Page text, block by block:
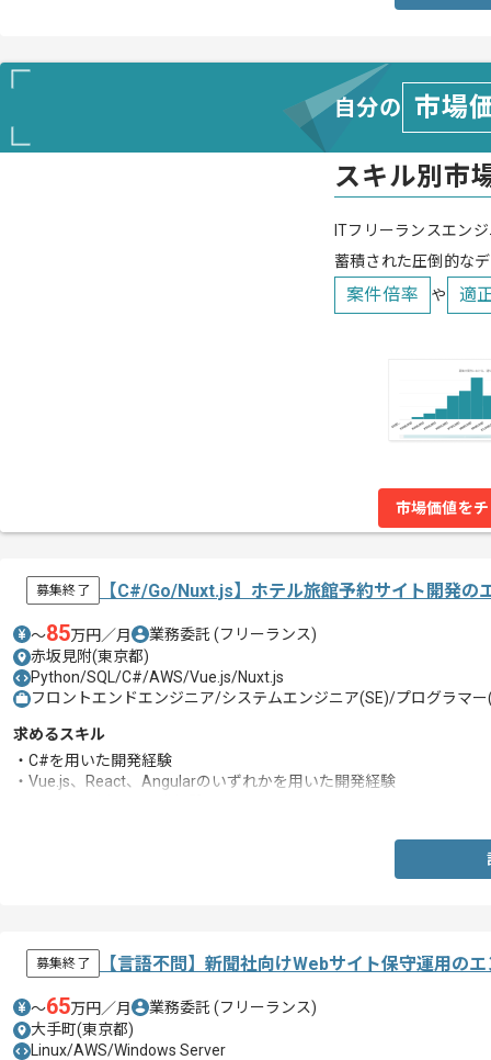
自分の 市場
スキル別市
ITフリーランスエン
蓄積された圧倒的な
案件倍率 や 適
市場価値を
募集終了 【C#/Go/Nuxt.js】ホテル旅館予約サイト開発の
〜85万円／月 業務委託 (フリーランス)
赤坂見附(東京都)
Python/SQL/C#/AWS/Vue.js/Nuxt.js
フロントエンドエンジニア/システムエンジニア(SE)/プログラマー
求めるスキル
・C#を用いた開発経験
・Vue.js、React、Angularのいずれかを用いた開発経験
募集終了 【言語不問】新聞社向けWebサイト保守運用の
〜65万円／月 業務委託 (フリーランス)
大手町(東京都)
Linux/AWS/Windows Server